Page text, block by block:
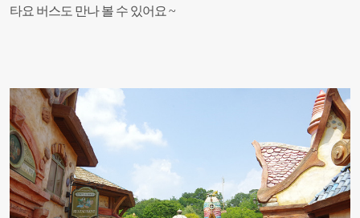
타요 버스도 만나 볼 수 있어요 ~